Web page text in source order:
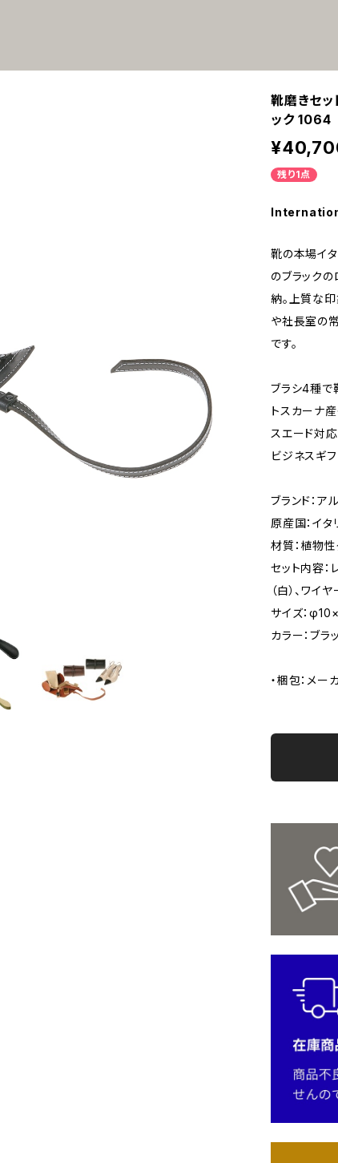
靴磨きセ
ック 1064
残り1点
靴の本場イ
のブラック
納。上質な
や社長室の
です。
ブラシ4種で
トスカーナ
スエード対
ビジネスギ
ブランド：ア
原産国：イタ
材質：植物性
セット内容：
（白）、ワイ
サイズ：
カラー：ブラ
・梱包：メー